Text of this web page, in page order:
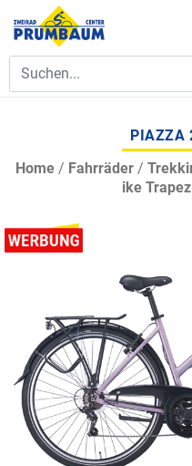
PIAZZA
Home/ Fahrräder/
ike